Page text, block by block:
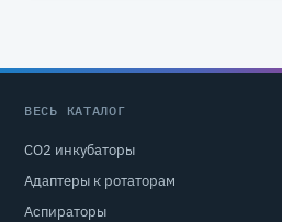
ВЕСЬ КАТАЛОГ
CO2 инкубаторы
Адаптеры к ротаторам
Аспираторы